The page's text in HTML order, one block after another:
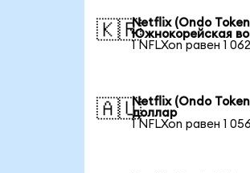
🇰🇷Netflix (Ondo
Южнокорейская
1 NFLXon равен 1
🇦🇺Netflix (Ondo
доллар
1 NFLXon равен 1